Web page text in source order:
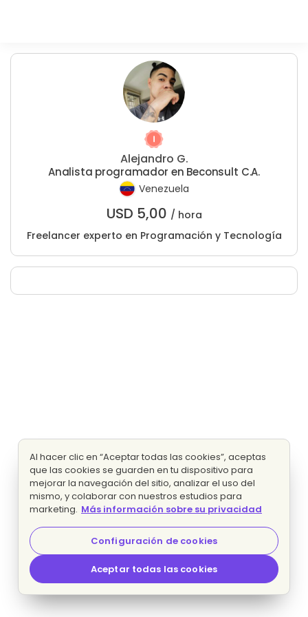
Alejandro G.
Analista programador en Beconsult C.A.
Venezuela
USD 5,00 / hora
Freelancer experto en Programación y Tecnología
Al hacer clic en “Aceptar todas las cookies”, aceptas
que las cookies se guarden en tu dispositivo para
mejorar la navegación del sitio, analizar el uso del
mismo, y colaborar con nuestros estudios para
marketing. Más información sobre su privacidad
Configuración de cookies
Aceptar todas las cookies